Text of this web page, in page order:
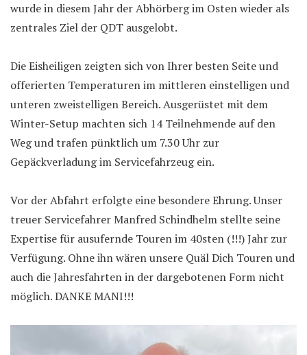
wurde in diesem Jahr der Abhörberg im Osten wieder als
zentrales Ziel der QDT ausgelobt.
Die Eisheiligen zeigten sich von Ihrer besten Seite und
offerierten Temperaturen im mittleren einstelligen und
unteren zweistelligen Bereich. Ausgerüstet mit dem
Winter-Setup machten sich 14 Teilnehmende auf den
Weg und trafen pünktlich um 7.30 Uhr zur
Gepäckverladung im Servicefahrzeug ein.
Vor der Abfahrt erfolgte eine besondere Ehrung. Unser
treuer Servicefahrer Manfred Schindhelm stellte seine
Expertise für ausufernde Touren im 40sten (!!!) Jahr zur
Verfügung. Ohne ihn wären unsere Quäl Dich Touren und
auch die Jahresfahrten in der dargebotenen Form nicht
möglich. DANKE MANI!!!